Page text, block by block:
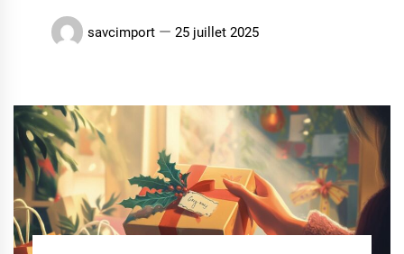
savcimport 25 juillet 2025